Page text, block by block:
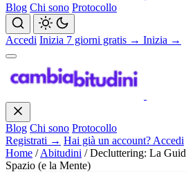
Blog Chi sono Protocollo
Accedi Inizia 7 giorni gratis → Inizia →
Blog Chi sono Protocollo
Registrati → Hai già un account? Accedi
Home / Abitudini / Decluttering: La
Spazio (e la Mente)